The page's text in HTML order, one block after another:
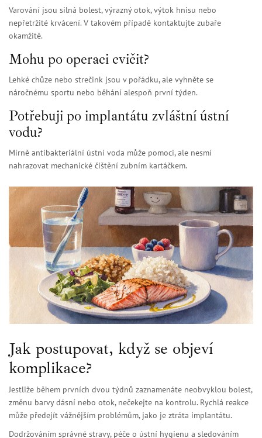
Varování jsou silná bolest, výrazný otok, výtok hnisu nebo
nepřetržité krvácení. V takovém případě kontaktujte zubaře
okamžitě.
Mohu po operaci cvičit?
Lehké chůze nebo strečink jsou v pořádku, ale vyhněte se
náročnému sportu nebo běhání alespoň první týden.
Potřebuji po implantátu zvláštní ústní
vodu?
Mírně antibakteriální ústní voda může pomoci, ale nesmí
nahrazovat mechanické čištění zubním kartáčkem.
Jak postupovat, když se objeví
komplikace?
Jestliže během prvních dvou týdnů zaznamenáte neobvyklou bolest,
změnu barvy dásní nebo otok, nečekejte na kontrolu. Rychlá reakce
může předejít vážnějším problémům, jako je ztráta implantátu.
Dodržováním správné stravy, péče o ústní hygienu a sledováním